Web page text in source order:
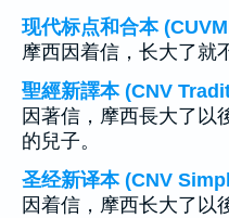
现代标点和合本
摩西因着信，长大了就
聖經新譯本 (CNV
因著信，摩西長大了以
的兒子。
圣经新译本 (CNV
因着信，摩西长大了以